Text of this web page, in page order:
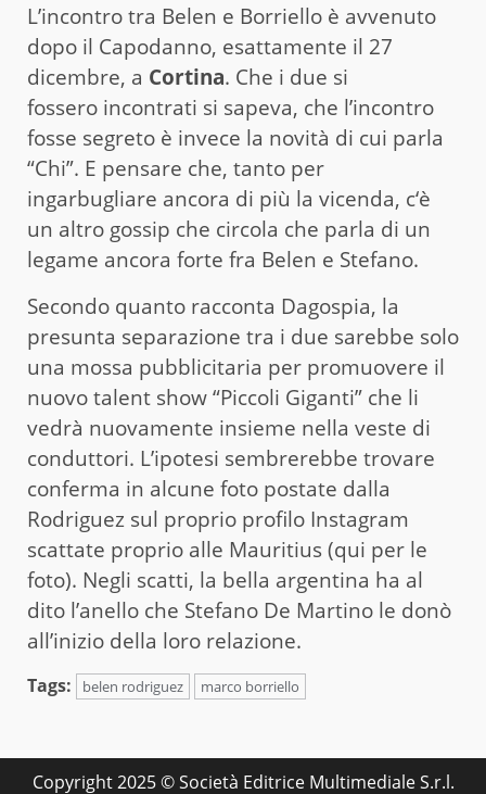
L’incontro tra Belen e Borriello è avvenuto
dopo il Capodanno, esattamente il 27
dicembre, a Cortina. Che i due si
fossero incontrati si sapeva, che l’incontro
fosse segreto è invece la novità di cui parla
“Chi”. E pensare che, tanto per
ingarbugliare ancora di più la vicenda, c‘è
un altro gossip che circola che parla di un
legame ancora forte fra Belen e Stefano.
Secondo quanto racconta Dagospia, la
presunta separazione tra i due sarebbe solo
una mossa pubblicitaria per promuovere il
nuovo talent show “Piccoli Giganti” che li
vedrà nuovamente insieme nella veste di
conduttori. L’ipotesi sembrerebbe trovare
conferma in alcune foto postate dalla
Rodriguez sul proprio profilo Instagram
scattate proprio alle Mauritius (qui per le
foto). Negli scatti, la bella argentina ha al
dito l’anello che Stefano De Martino le donò
all’inizio della loro relazione.
Tags: belen rodriguez marco borriello
Copyright 2025 © Società Editrice Multimediale S.r.l.